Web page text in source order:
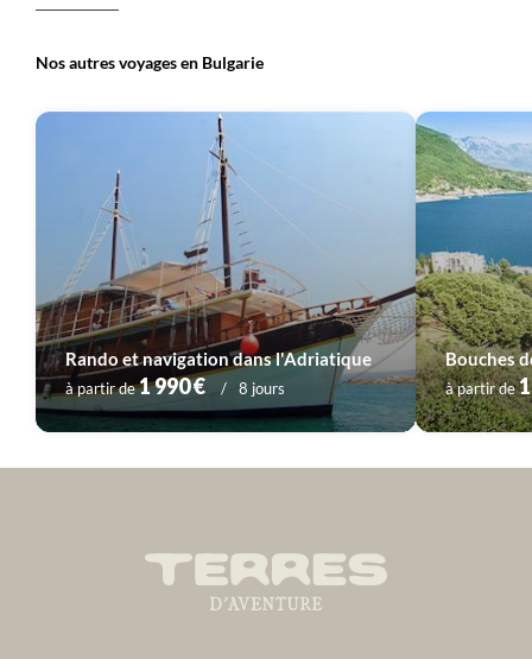
Nos autres voyages en Bulgarie
Rando et navigation dans l'Adriatique
à partir de1 990 € 8 jours
Bouches
à partir de